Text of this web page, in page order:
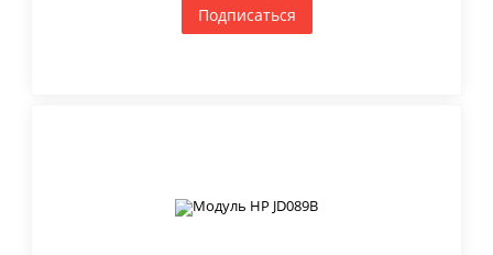
Подписаться